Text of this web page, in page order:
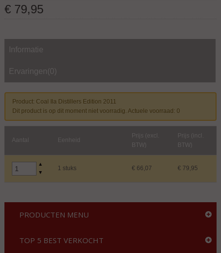
€ 79,95
Informatie
Ervaringen(0)
Product: Coal Ila Distillers Edition 2011
Dit product is op dit moment niet voorradig. Actuele voorraad: 0
Aantal Eenheid
Prijs (excl.
BTW)
Prijs (incl.
BTW)
▲
▼
1 stuks € 66,07 € 79,95
PRODUCTEN MENU
TOP 5 BEST VERKOCHT